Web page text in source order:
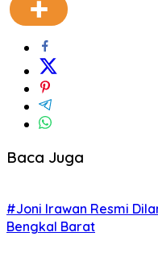
Baca Juga
#Joni Irawan Resmi
Bengkal Barat